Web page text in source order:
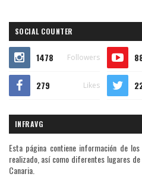
SOCIAL COUNTER
1478 Followers
279 Likes
INFRAVG
Esta página contiene información de
realizado, así como diferentes lugares
Canaria.